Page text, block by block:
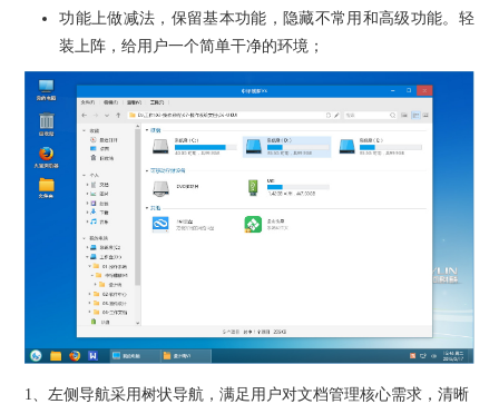
功能上做减法，保留基本功能，隐藏不常用和高级功能。轻
装上阵，给用户一个简单干净的环境；
1、左侧导航采用树状导航，满足用户对文档管理核心需求，清晰